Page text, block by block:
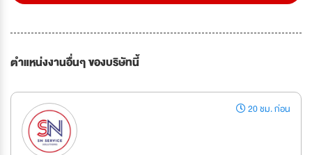
ตำแหน่งงานอื่นๆ ของบริษัทนี้
20 ชม. ก่อน